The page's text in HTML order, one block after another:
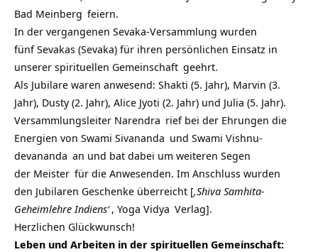
Bad Meinberg feiern.
In der vergangenen Sevaka-Versammlung wurden
fünf Sevakas (Sevaka) für ihren persönlichen Einsatz in
unserer spirituellen Gemeinschaft geehrt.
Als Jubilare waren anwesend: Shakti (5. Jahr), Marvin (3.
Jahr), Dusty (2. Jahr), Alice Jyoti (2. Jahr) und Julia (5. Jahr).
Versammlungsleiter Narendra rief bei der Ehrungen die
Energien von Swami Sivananda und Swami Vishnu-
devananda an und bat dabei um weiteren Segen
der Meister für die Anwesenden. Im Anschluss wurden
den Jubilaren Geschenke überreicht [‚Shiva Samhita-
Geheimlehre Indiens‘ , Yoga Vidya Verlag].
Herzlichen Glückwunsch!
Leben und Arbeiten in der spirituellen Gemeinschaft: